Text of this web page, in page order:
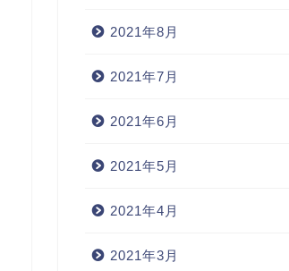
2021年8月
2021年7月
2021年6月
2021年5月
2021年4月
2021年3月